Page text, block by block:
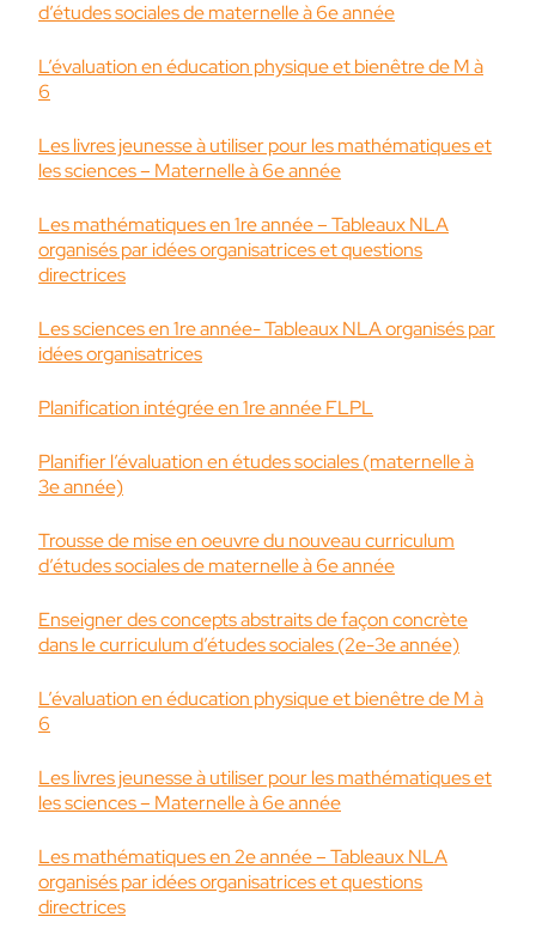
d’études sociales de maternelle à 6e année
L’évaluation en éducation physique et bienêtre de M à
6
Les livres jeunesse à utiliser pour les mathématiques et
les sciences – Maternelle à 6e année
Les mathématiques en 1re année – Tableaux NLA
organisés par idées organisatrices et questions
directrices
Les sciences en 1re année- Tableaux NLA organisés par
idées organisatrices
Planification intégrée en 1re année FLPL
Planifier l’évaluation en études sociales (maternelle à
3e année)
Trousse de mise en oeuvre du nouveau curriculum
d’études sociales de maternelle à 6e année
Enseigner des concepts abstraits de façon concrète
dans le curriculum d’études sociales (2e-3e année)
L’évaluation en éducation physique et bienêtre de M à
6
Les livres jeunesse à utiliser pour les mathématiques et
les sciences – Maternelle à 6e année
Les mathématiques en 2e année – Tableaux NLA
organisés par idées organisatrices et questions
directrices